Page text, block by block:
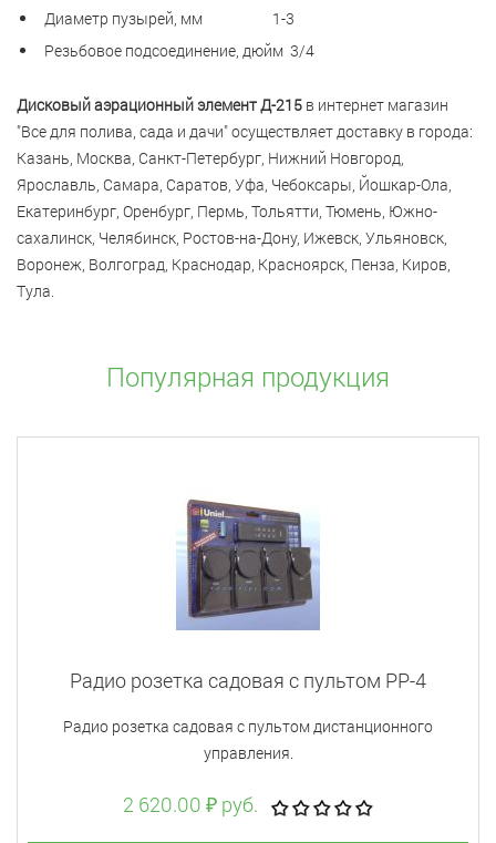
Диаметр пузырей, мм 1-3
Резьбовое подсоединение, дюйм 3/4
Дисковый аэрационный элемент Д-215 в интернет магазин
"Все для полива, сада и дачи" осуществляет доставку в города:
Казань, Москва, Санкт-Петербург, Нижний Новгород,
Ярославль, Самара, Саратов, Уфа, Чебоксары, Йошкар-Ола,
Екатеринбург, Оренбург, Пермь, Тольятти, Тюмень, Южно-
сахалинск, Челябинск, Ростов-на-Дону, Ижевск, Ульяновск,
Воронеж, Волгоград, Краснодар, Красноярск, Пенза, Киров,
Тула.
Популярная продукция
Радио розетка садовая с пультом PP-4
Радио розетка садовая с пультом дистанционного
управления.
2 620.00 ₽ руб.